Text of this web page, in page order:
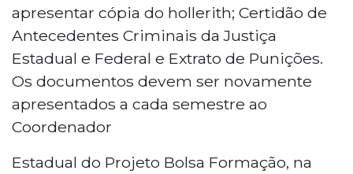
apresentar cópia do hollerith; Certidão de
Antecedentes Criminais da Justiça
Estadual e Federal e Extrato de Punições.
Os documentos devem ser novamente
apresentados a cada semestre ao
Coordenador
Estadual do Projeto Bolsa Formação, na